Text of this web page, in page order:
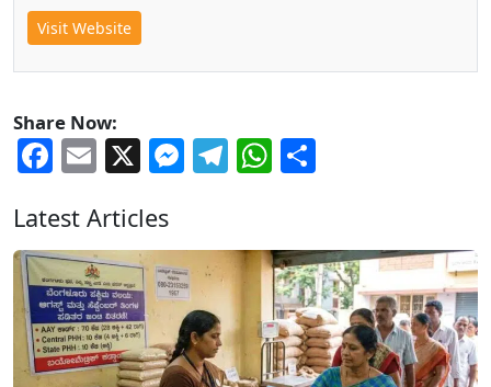
Visit Website
Share Now:
Facebook
Email
X Messenger
Telegram
WhatsApp
Latest Articles